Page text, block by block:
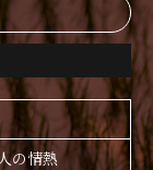
の情熱